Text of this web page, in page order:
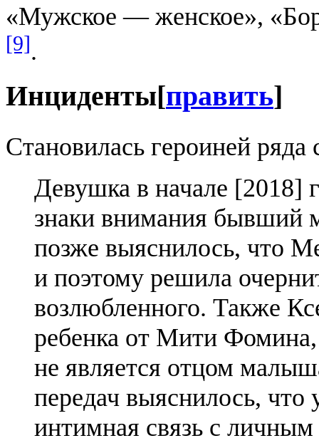
«Мужское — женское»,
[9].
Инциденты[править]
Становилась героиней ряда
Девушка в начале [2018]
знаки внимания бывший
позже выяснилось, что
и поэтому решила
возлюбленного. Также
ребенка от Мити
не является отцом
передач выяснилось, что
интимная связь с